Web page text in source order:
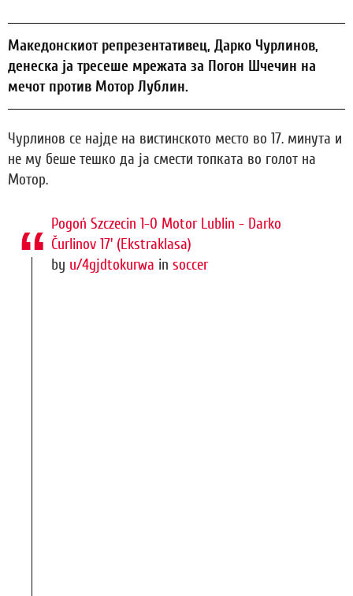
Македонскиот репрезентативец, Дарко Чурлинов,
денеска ја тресеше мрежата за Погон Шчечин на
мечот против Мотор Лублин.
Чурлинов се најде на вистинското место во 17. минута и
не му беше тешко да ја смести топката во голот на
Мотор.
Pogoń Szczecin 1-0 Motor Lublin - Darko
Čurlinov 17' (Ekstraklasa)
by u/4gjdtokurwa in soccer